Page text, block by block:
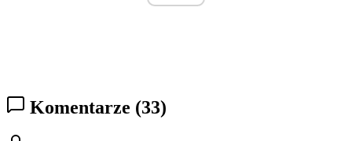
Komentarze (33)